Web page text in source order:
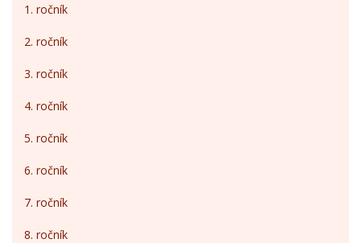
1. ročník
2. ročník
3. ročník
4. ročník
5. ročník
6. ročník
7. ročník
8. ročník